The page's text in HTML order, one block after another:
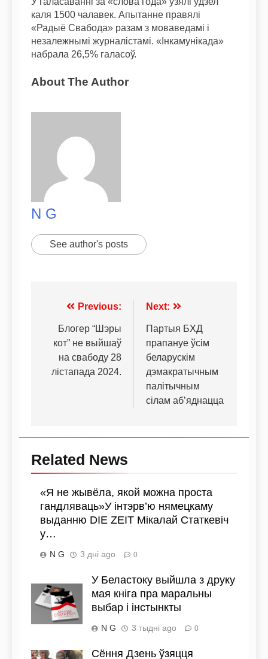
каля 1500 чалавек. Апытанне правялі
«Радыё Свабода» разам з моваведамі і
незалежнымі журналістамі. «Інкамунікада»
набрала 26,5% галасоў.
About The Author
N G
See author's posts
Previous:
Блогер “Шэры
кот” не выйшаў
на свабоду 28
лістапада 2024.
Next:
Партыя БХД
прапануе ўсім
беларускім
дэмакратычным
палітычным
сілам аб’яднацца
Related News
«Я не жывёла, якой можна проста
гандляваць»У інтэрв’ю нямецкаму
выданню DIE ZEIT Мікалай Статкевіч
у…
N G 3 дні ago 0
У Беластоку выйшла з друку
мая кніга пра маральны
выбар і інстынкты
N G 3 тыдні ago 0
Сёння Дзень ўзяцця